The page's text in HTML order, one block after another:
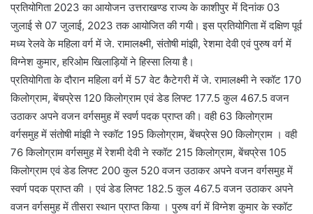
प्रतियोगिता 2023 का आयोजन उत्तराखण्ड राज्य के काशीपुर में दिनांक 03
जुलाई से 07 जुलाई, 2023 तक आयोजित की गयी। इस प्रतियोगिता में दक्षिण पूर्व
मध्य रेलवे के महिला वर्ग में जे. रामालक्ष्मी, संतोषी मांझी, रेशमा देवी एवं पुरुष वर्ग में
विग्नेश कुमार, हरिओम खिलाड़ियों ने हिस्सा लिया है।
प्रतियोगिता के दौरान महिला वर्ग में 57 वेट कैटेगरी में जे. रामालक्ष्मी ने स्कॉट 170
किलोग्राम, बेंचप्रेस 120 किलोग्राम एवं डेड लिफ्ट 177.5 कुल 467.5 वजन
उठाकर अपने वजन वर्गसमुह में स्वर्ण पदक प्राप्त की। वही 63 किलोग्राम
वर्गसमुह में संतोषी मांझी ने स्कॉट 195 किलोग्राम, बेंचप्रेस 90 किलोग्राम । वही
76 किलोग्राम वर्गसमुह में रेशमी देवी ने स्कॉट 215 किलोग्राम, बेंचप्रेस 105
किलोग्राम एवं डेड लिफ्ट 200 कुल 520 वजन उठाकर अपने वजन वर्गसमुह में
स्वर्ण पदक प्राप्त की । एवं डेड लिफ्ट 182.5 कुल 467.5 वजन उठाकर अपने
वजन वर्गसमुह में तीसरा स्थान प्राप्त किया । पुरुष वर्ग में विग्नेश कुमार के स्कॉट